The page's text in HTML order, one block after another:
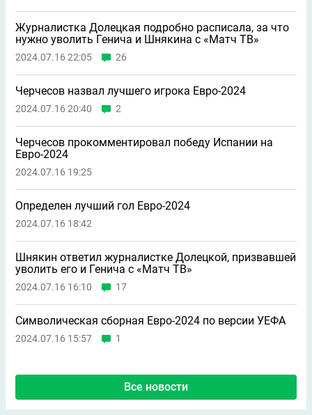
Журналистка Долецкая подробно расписала, за что
нужно уволить Генича и Шнякина с «Матч ТВ»
2024.07.16 22:05 26
Черчесов назвал лучшего игрока Евро-2024
2024.07.16 20:40 2
Черчесов прокомментировал победу Испании на
Евро-2024
2024.07.16 19:25
Определен лучший гол Евро-2024
2024.07.16 18:42
Шнякин ответил журналистке Долецкой, призвавшей
уволить его и Генича с «Матч ТВ»
2024.07.16 16:10 17
Символическая сборная Евро-2024 по версии УЕФА
2024.07.16 15:57 1
Все новости